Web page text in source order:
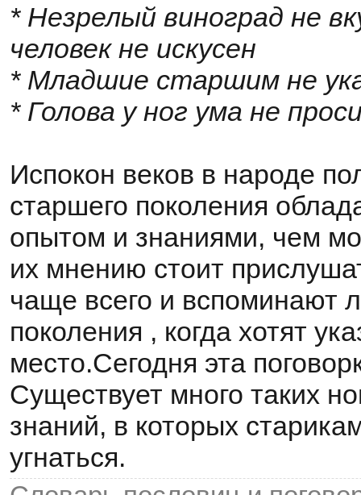
* Незрелый виноград не
человек не искусен
* Младшие старшим не
* Голова у ног ума не
Испокон веков в народе
старшего поколения
опытом и знаниями, чем
их мнению стоит
чаще всего и вспоминают
поколения , когда хотят
место.Сегодня эта
Существует много таких
знаний, в которых
угнаться.